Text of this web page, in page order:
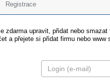
Registrace
zdarma upravit, přidat nebo
a přejete si přidat firmu nebo